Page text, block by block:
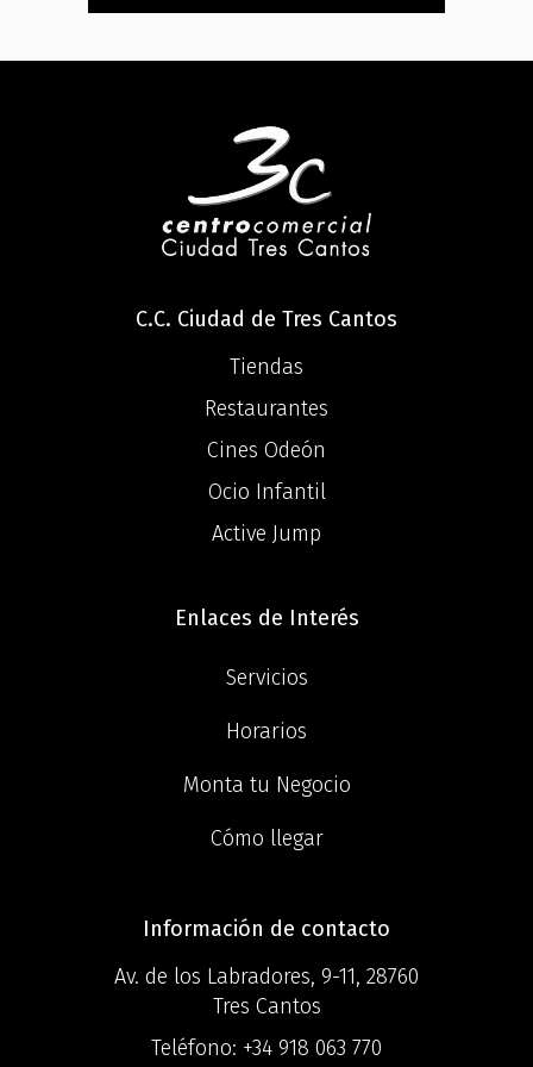
C.C. Ciudad de Tres Cantos
Tiendas
Restaurantes
Cines Odeón
Ocio Infantil
Active Jump
Enlaces de Interés
Servicios
Horarios
Monta tu Negocio
Cómo llegar
Información de contacto
Av. de los Labradores, 9-11, 28760
Tres Cantos
Teléfono: +34 918 063 770